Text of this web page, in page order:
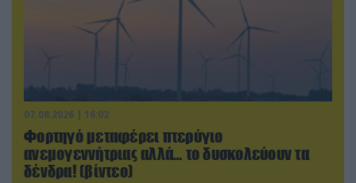
07.08.2026 | 16:02
Φορτηγό μεταφέρει πτερύγιο
ανεμογεννήτριας αλλά… το δυσκολεύουν τα
δένδρα! (βίντεο)